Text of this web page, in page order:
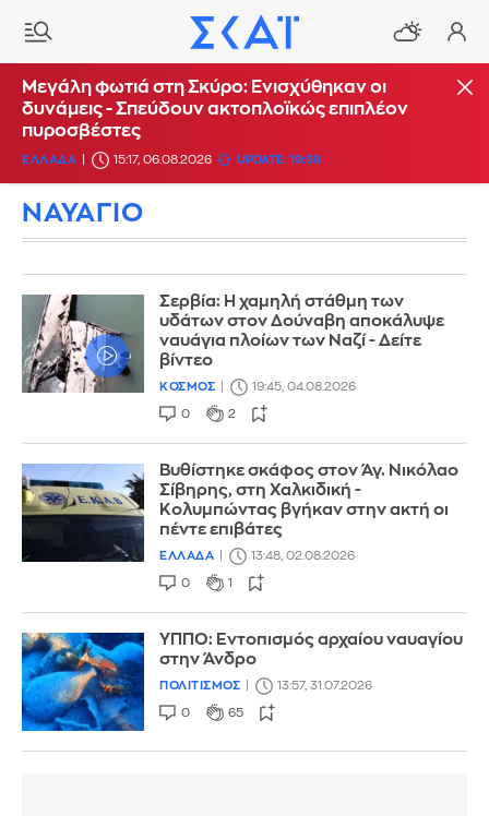
Μεγάλη φωτιά στη Σκύρο: Ενισχύθηκαν οι
δυνάμεις - Σπεύδουν ακτοπλοϊκώς επιπλέον
πυροσβέστες
ΕΛΛΑΔΑ 15:17, 06.08.2026 UPDATE: 19:38
ΝΑΥΑΓΙΟ
Σερβία: Η χαμηλή στάθμη των
υδάτων στον Δούναβη αποκάλυψε
ναυάγια πλοίων των Ναζί - Δείτε
βίντεο
ΚΟΣΜΟΣ 19:45, 04.08.2026
0 2
Βυθίστηκε σκάφος στον Άγ. Νικόλαο
Σίβηρης, στη Χαλκιδική -
Κολυμπώντας βγήκαν στην ακτή οι
πέντε επιβάτες
ΕΛΛΑΔΑ 13:48, 02.08.2026
0 1
ΥΠΠΟ: Εντοπισμός αρχαίου ναυαγίου
στην Άνδρο
ΠΟΛΙΤΙΣΜΟΣ 13:57, 31.07.2026
0 65